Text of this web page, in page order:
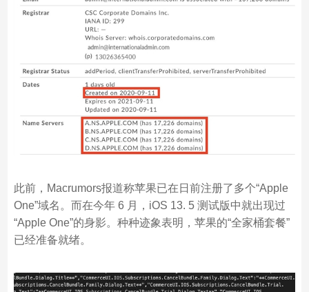
此前，Macrumors报道称苹果已在日前注册了多个“Apple
One”域名。而在今年 6 月，iOS 13. 5 测试版中就出现过
“Apple One”的身影。种种迹象表明，苹果的“全家桶套餐”
已经准备就绪。